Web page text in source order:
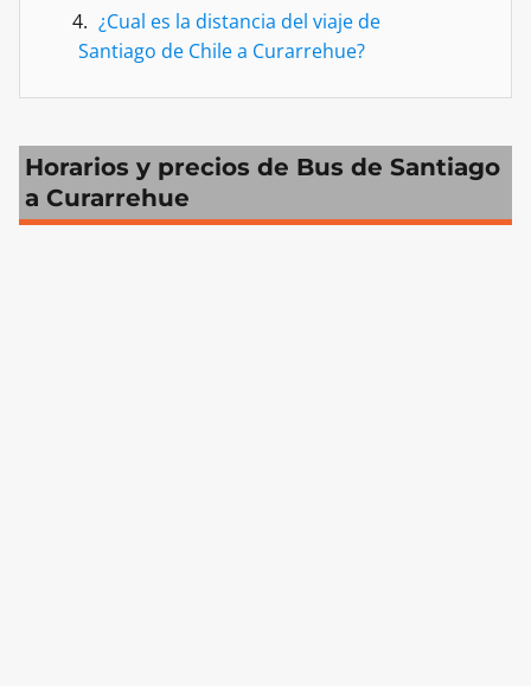
¿Cual es la distancia del viaje de
Santiago de Chile a Curarrehue?
Horarios y precios de Bus de Santiago
a Curarrehue